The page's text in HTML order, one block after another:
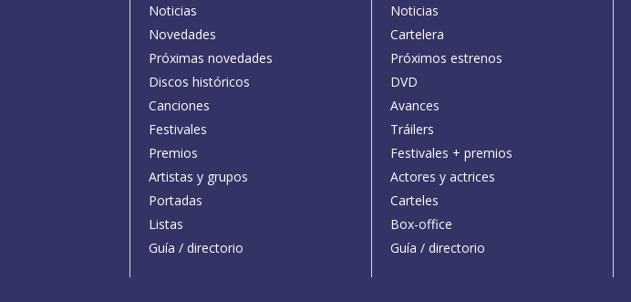
Noticias
Novedades
Próximas novedades
Discos históricos
Canciones
Festivales
Premios
Artistas y grupos
Portadas
Listas
Guía / directorio
Noticias
Cartelera
Próximos estrenos
DVD
Avances
Tráilers
Festivales + premios
Actores y actrices
Carteles
Box-office
Guía / directorio